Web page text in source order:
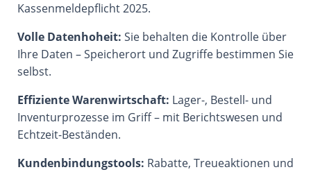
Kassenmeldepflicht 2025.
Volle Datenhoheit: Sie behalten die Kontrolle über
Ihre Daten – Speicherort und Zugriffe bestimmen Sie
selbst.
Effiziente Warenwirtschaft: Lager-, Bestell- und
Inventurprozesse im Griff – mit Berichtswesen und
Echtzeit-Beständen.
Kundenbindungstools: Rabatte, Treueaktionen und